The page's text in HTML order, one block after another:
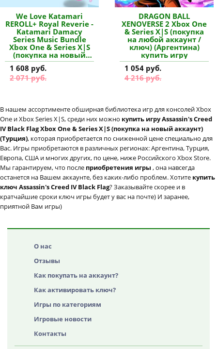
We Love Katamari
REROLL+ Royal Reverie -
Katamari Damacy
Series Music Bundle
Xbox One & Series X|S
(покупка на новый
аккаунт) (Турция)
купить дополнение
1 608 руб.
2 071 руб.
DRAGON BALL
XENOVERSE 2 Xbox One
& Series X|S (покупка
на любой аккаунт /
ключ) (Аргентина)
купить игру
1 054 руб.
4 216 руб.
В нашем ассортименте обширная библиотека игр для консолей Xbox
One и Xbox Series X|S, среди них можно купить игру Assassin's Creed
IV Black Flag Xbox One & Series X|S (покупка на новый аккаунт)
(Турция), которая приобретается по сниженной цене специально для
Вас. Игры приобретаются в различных регионах: Аргентина, Турция,
Европа, США и многих других, по цене, ниже Российского Xbox Store.
Мы гарантируем, что после приобретения игры , она навсегда
останется на Вашем аккаунте, без каких-либо проблем. Хотите купить
ключ Assassin's Creed IV Black Flag? Заказывайте скорее и в
кратчайшие сроки ключ игры будет у вас на почте) И заранее,
приятной Вам игры)
О нас
Отзывы
Как покупать на аккаунт?
Как активировать ключ?
Игры по категориям
Игровые новости
Контакты